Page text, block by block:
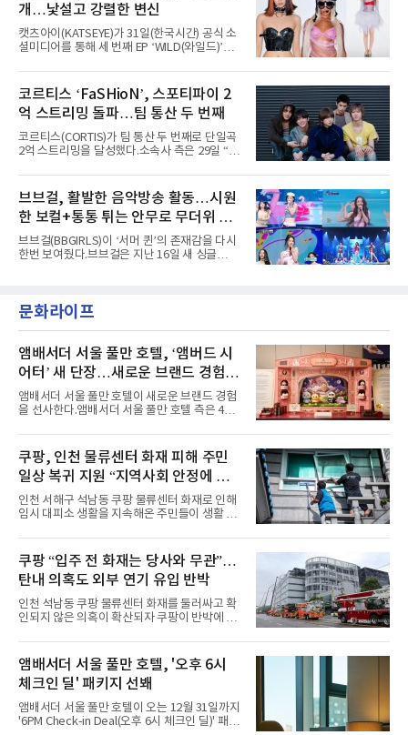
을 올렸다.이날 에스파는
라이프 2025', '2025 부산국제록페스티벌' 등 대
형 무대에 잇달아 출연해 당찬 에너지와 풋풋한
매력으로 음악팬들의 눈도장을 찍었다.이후
AxMxP는 '카운트다운 판타지 2025-2026',
정적인 실력을 입증했고, 올해 '2026 어썸뮤직
페스티벌', '뷰티풀 민트 라이프 2026', '2026
개…낯설고 강렬한 변신
캣츠아이(KATSEYE)가 31일(한국시간) 공식 소
셜미디어를 통해 세 번째 EP ‘WILD(와일드)’의
heart(와일드 하트)’라는 제목이 붙은 콘셉트 포
토에는 멤버들의 본능적이고 야성적인 면모가
강렬하게 담겼다. 짙은 아이섀도와 푸른빛·금빛·
붉은빛의 컬러 렌즈가 비현실적인 분위기를 자
아내고, 여러 원색이 불규칙하게 뒤섞인 멀티컬
러 헤어와 과감한 블루·블랙 립 메이크업이 낯설
고도 매혹적인 비주얼을 완성했다.스타일링 역
엣을 거침없이 결합했다. 멤버들은 각기 다른 개
성을 살린 스타일링을 선
코르티스 ‘FaSHioN’, 스포티파이 2
억 스트리밍 돌파…팀 통산 두 번째
코르티스(CORTIS)가 팀 통산 두 번째로 단일곡
2억 스트리밍을 달성했다.소속사 측은 29일 “코
벌 오디오·음원 스트리밍 플랫폼 스포티파이에
서 27일 자로 누적 재생 수 2억 회를 돌파했
다”고 밝혔다.곡이 발표된 지 약 10개월 만이다.
팀의 첫 번째 2억 스트리밍 곡은 동일 음반에 수
록된 ‘GO!’다. 이 노래는 공개 약 9개월 만인 지
난달 26일 자에 2억 고지를 밟았다. 이는 최근 5
년 내 데뷔한 보이그룹의 곡 중 최단기 2억 달성
했다. “내 티, 5 bucks 바지는, 만원” 등 멤버들
의 라이프 스타일
브브걸, 활발한 음악방송 활동…시원
한 보컬+통통 튀는 안무로 무더위 사
냥
브브걸(BBGIRLS)이 ‘서머 퀸’의 존재감을 다시
한번 보여줬다.브브걸은 지난 16일 새 싱글
MBC '쇼! 음악중심', SBS '인기가요' 등 주요 음
악방송 무대에 올라 화려한 퍼포먼스를 펼쳤다.
력을 앞세워 매 무대 색다른 볼거리를 선사했다.
특히 화사한 파스텔 톤의 비치웨어부터 청량한
마린룩, 햇살 아래 반짝이는 물결을 연상시키는
스커트, 강렬한 붉은 계열의 스타일링까지 각기
다른 매력을 선보였다. 브브걸은 다채로운 여름
패션을 완벽하게 소화하며 보
문화라이프
앰배서더 서울 풀만 호텔, ‘앰버드 시
어터’ 새 단장…새로운 브랜드 경험 선
사
앰배서더 서울 풀만 호텔이 새로운 브랜드 경험
을 선사한다.앰배서더 서울 풀만 호텔 측은 4일
이야기를 담은 인형 극장 콘셉트의 공간 ‘앰버드
시어터(Ambird Theater)’를 새롭게 선보인
다”고 밝혔다.앰배서더 서울 풀만 호텔은 로비
한편에 마련된 앰버드 존을 통해 앰버드의 세계
관을 소개해왔다. 앰버드 존은 앰버드가 우주여
행 중 수집한 다양한 굿즈를 전시한 '앰버드 플래
닛(Ambird Planet)과 계절별 플라워 연출로 사
라 극장을 모티브로 한 데코레이션으로 구성됐
다. 무대 공간 및 티켓 박스
쿠팡, 인천 물류센터 화재 피해 주민
일상 복귀 지원 “지역사회 안정에 총
력”
인천 서해구 석남동 쿠팡 물류센터 화재로 인해
임시 대피소 생활을 지속해온 주민들이 생활 터
필먼트서비스(CFS)가 지난 28일부터 화재 피해
주민을 대상으로 전문 출장 청소서비스 지원에
나섬으로써 본격적인 지역사회 복구 작업이 시
작된 것이다.대피소 주민 중심 청소 접수, 첫날
부터 2가구 지원 완료CFS는 신현초등학교, 신
현북초등학교, 신현여자중학교 등 인천 서해구
관내 임시 대피소 3곳에서 체류해온 화재 피해
민들의 호응 속에 CFS는 즉시 행동에 나섰다. 지
난 28일 오후 전문 청소업체와
쿠팡 “입주 전 화재는 당사와 무관”…
탄내 의혹도 외부 연기 유입 반박
인천 석남동 쿠팡 물류센터 화재를 둘러싸고 확
인되지 않은 의혹이 확산되자 쿠팡이 반박에 나
에 대해서는 외부 화재 연기 유입이라고 설명했
고, 2023년 같은 물류센터에서 발생한 화재에
대해서도 쿠팡 입주 전 공사 과정에서 벌어진 일
이라며 선을 그었다.쿠팡은 21일 인천 물류센터
내부에서 불이 타는 냄새가 났다는 의혹과 관련
해 “사실무근”이라는 입장을 밝혔다.회사 측은
“인근에서 지난 15일 다른 회사에서 발생한 대
앰배서더 서울 풀만 호텔, '오후 6시
체크인 딜' 패키지 선봬
앰배서더 서울 풀만 호텔이 오는 12월 31일까지
'6PM Check-in Deal(오후 6시 체크인 딜)' 패키